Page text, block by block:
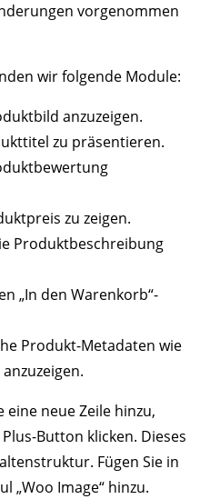
vorgenommen
wir folgende Module:
anzuzeigen.
zu präsentieren.
zu zeigen.
Produktbeschreibung
„In den Warenkorb“-
Produkt-Metadaten wie
eine neue Zeile hinzu,
Button klicken. Dieses
Fügen Sie in
„Woo Image“ hinzu.